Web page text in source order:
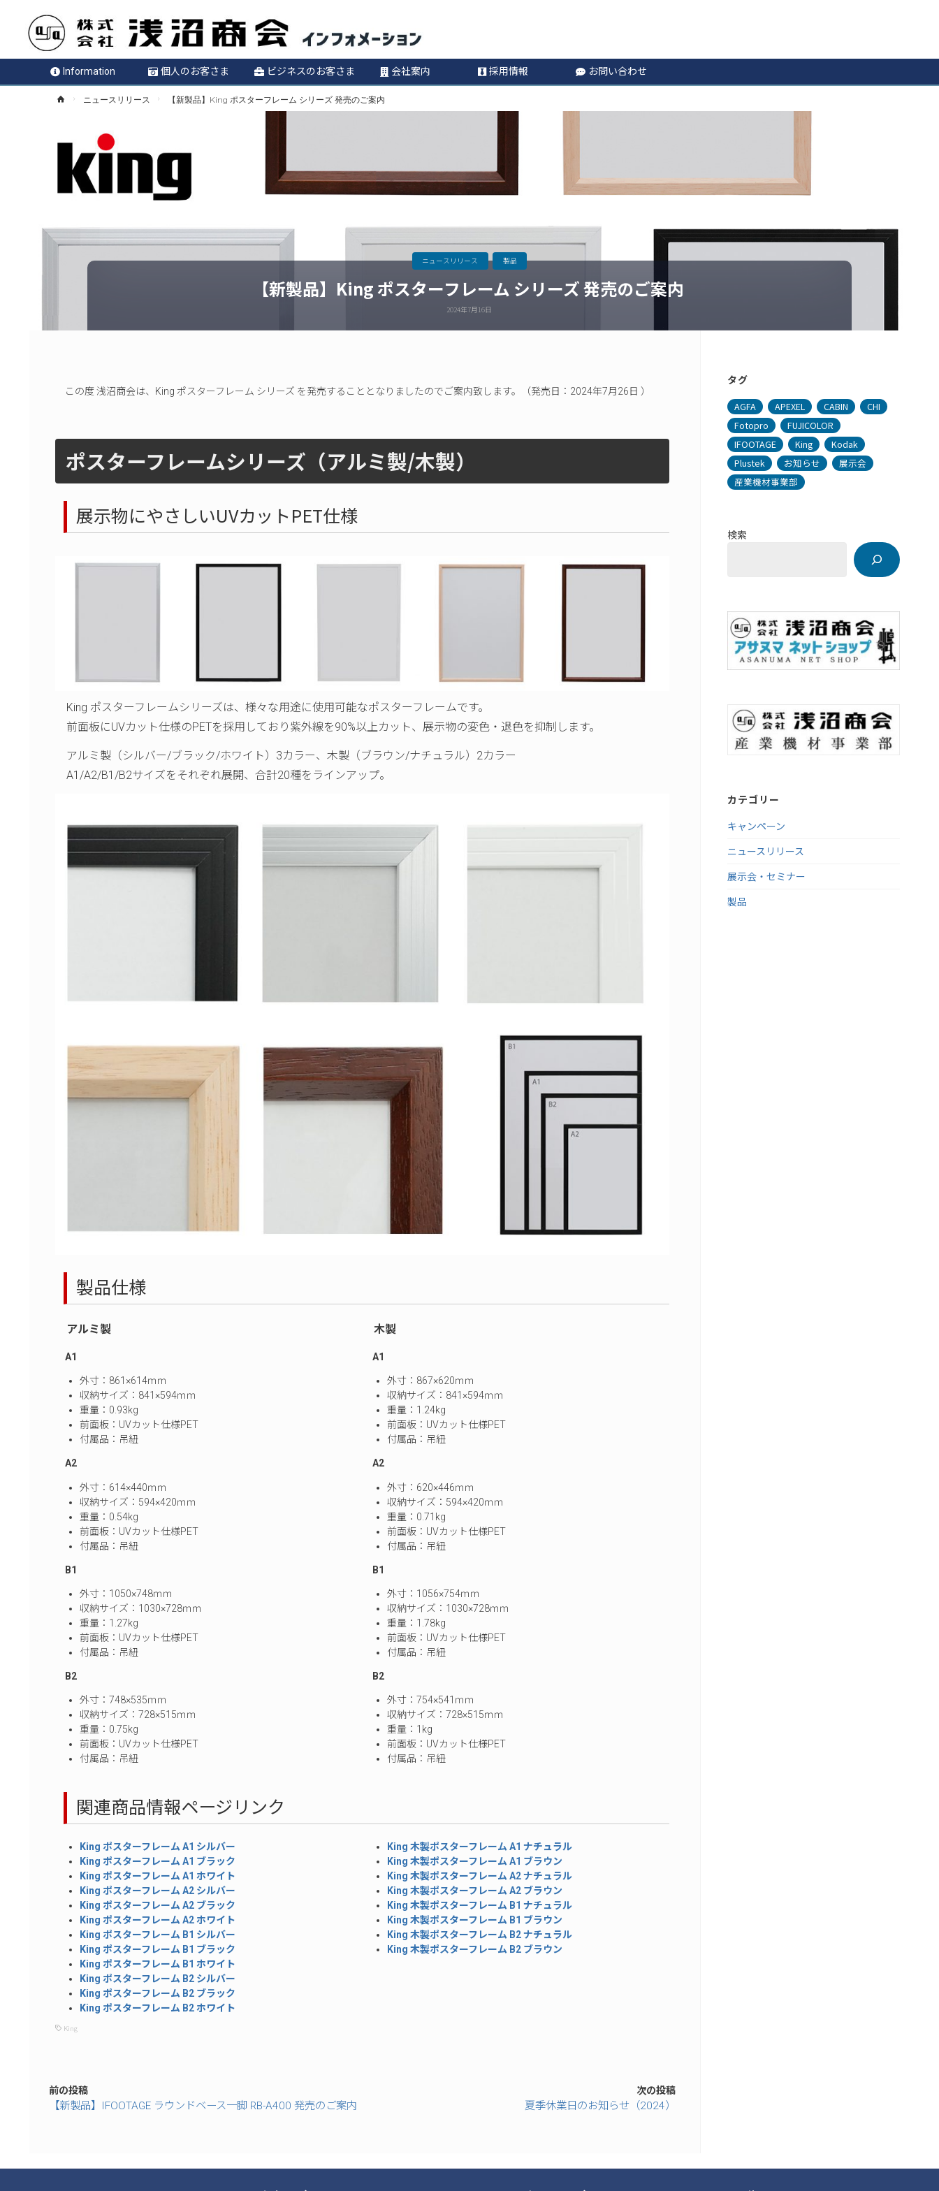
テ
キ
ッ
Information 個人のお客さま ビジネスのお客さま 会社案内 採用情報 お問い合わせ
ホ
ニュースリリース 【新製品】King ポスターフレーム シリーズ 発売のご案内
【新製品】King ポスターフレーム シリーズ 発売のご案内
2024年7月16日
ニュースリリース 製品
この度 浅沼商会は、King ポスターフレーム シリーズ を発売することとなりましたのでご案内致します。（発売日：2024年7月26日 ）
ポスターフレームシリーズ（アルミ製/木製）
展示物にやさしいUVカットPET仕様
King ポスターフレームシリーズは、様々な用途に使用可能なポスターフレームです。
前面板にUVカット仕様のPETを採用しており紫外線を90%以上カット、展示物の変色・退色を抑制します。
アルミ製（シルバー/ブラック/ホワイト）3カラー、木製（ブラウン/ナチュラル）2カラー
A1/A2/B1/B2サイズをそれぞれ展開、合計20種をラインアップ。
製品仕様
アルミ製
A1
外寸：861×614ｍｍ
収納サイズ：841×594ｍｍ
重量：0.93kg
前面板：UVカット仕様PET
付属品：吊紐
A2
外寸：614×440ｍｍ
収納サイズ：594×420ｍｍ
重量：0.54kg
前面板：UVカット仕様PET
付属品：吊紐
B1
外寸：1050×748ｍｍ
収納サイズ：1030×728ｍｍ
重量：1.27kg
前面板：UVカット仕様PET
付属品：吊紐
B2
外寸：748×535ｍｍ
収納サイズ：728×515ｍｍ
重量：0.75kg
前面板：UVカット仕様PET
付属品：吊紐
木製
A1
外寸：867×620ｍｍ
収納サイズ：841×594ｍｍ
重量：1.24kg
前面板：UVカット仕様PET
付属品：吊紐
A2
外寸：620×446ｍｍ
収納サイズ：594×420ｍｍ
重量：0.71kg
前面板：UVカット仕様PET
付属品：吊紐
B1
外寸：1056×754ｍｍ
収納サイズ：1030×728ｍｍ
重量：1.78kg
前面板：UVカット仕様PET
付属品：吊紐
B2
外寸：754×541ｍｍ
収納サイズ：728×515ｍｍ
重量：1kg
前面板：UVカット仕様PET
付属品：吊紐
関連商品情報ページリンク
King ポスターフレーム A1 シルバー
King ポスターフレーム A1 ブラック
King ポスターフレーム A1 ホワイト
King ポスターフレーム A2 シルバー
King ポスターフレーム A2 ブラック
King ポスターフレーム A2 ホワイト
King ポスターフレーム B1 シルバー
King ポスターフレーム B1 ブラック
King ポスターフレーム B1 ホワイト
King ポスターフレーム B2 シルバー
King ポスターフレーム B2 ブラック
King ポスターフレーム B2 ホワイト
King 木製ポスターフレーム A1 ナチュラル
King 木製ポスターフレーム A1 ブラウン
King 木製ポスターフレーム A2 ナチュラル
King 木製ポスターフレーム A2 ブラウン
King 木製ポスターフレーム B1 ナチュラル
King 木製ポスターフレーム B1 ブラウン
King 木製ポスターフレーム B2 ナチュラル
King 木製ポスターフレーム B2 ブラウン
King
前の投稿
【新製品】IFOOTAGE ラウンドベース一脚 RB-A400 発売のご案内
次の投稿
夏季休業日のお知らせ（2024）
タグ
AGFA APEXEL CABIN
CHI
Fotopro
FUJICOLOR
IFOOTAGE
King
Kodak
Plustek
お知らせ
展示会
産業機材事業部
検索
カテゴリー
キャンペーン
ニュースリリース
展示会・セミナー
製品